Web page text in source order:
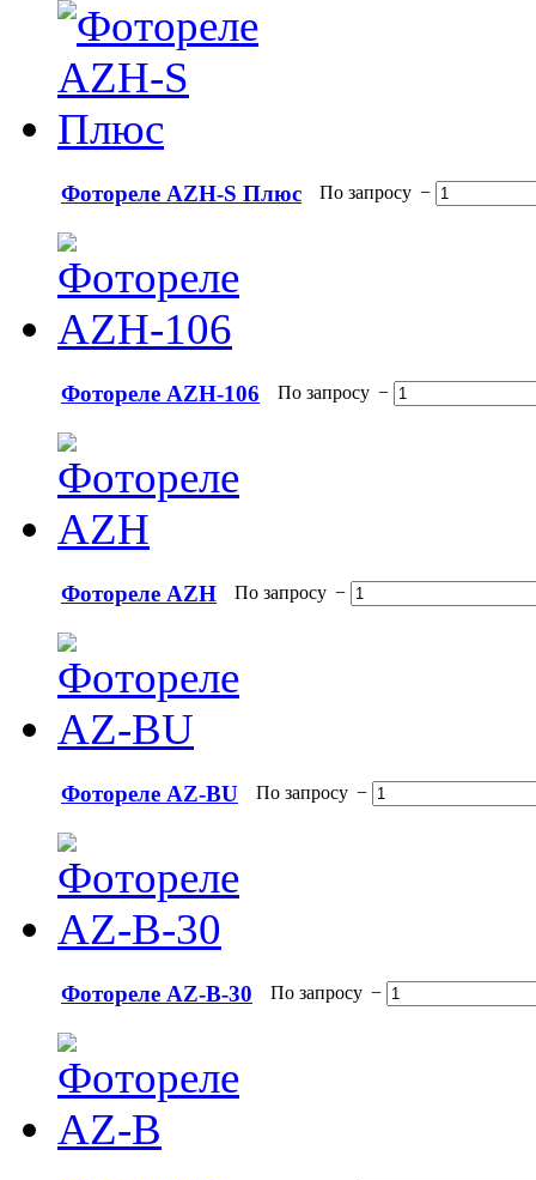
Фотореле AZH-S Плюс По запросу −
Фотореле AZH-106 По запросу −
Фотореле AZH По запросу −
Фотореле AZ-BU По запросу −
Фотореле AZ-B-30 По запросу −